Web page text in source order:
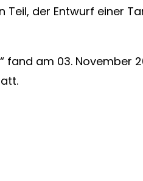
Teil, der Entwurf einer
fand am 03. November